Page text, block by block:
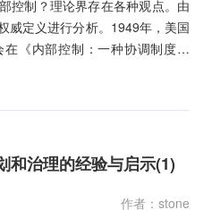
控制？理论界存在各种观点。由
威定义进行分析。1949年，美国
《内部控制：一种协调制度要
和治理的经验与启示(1)
作者：stone